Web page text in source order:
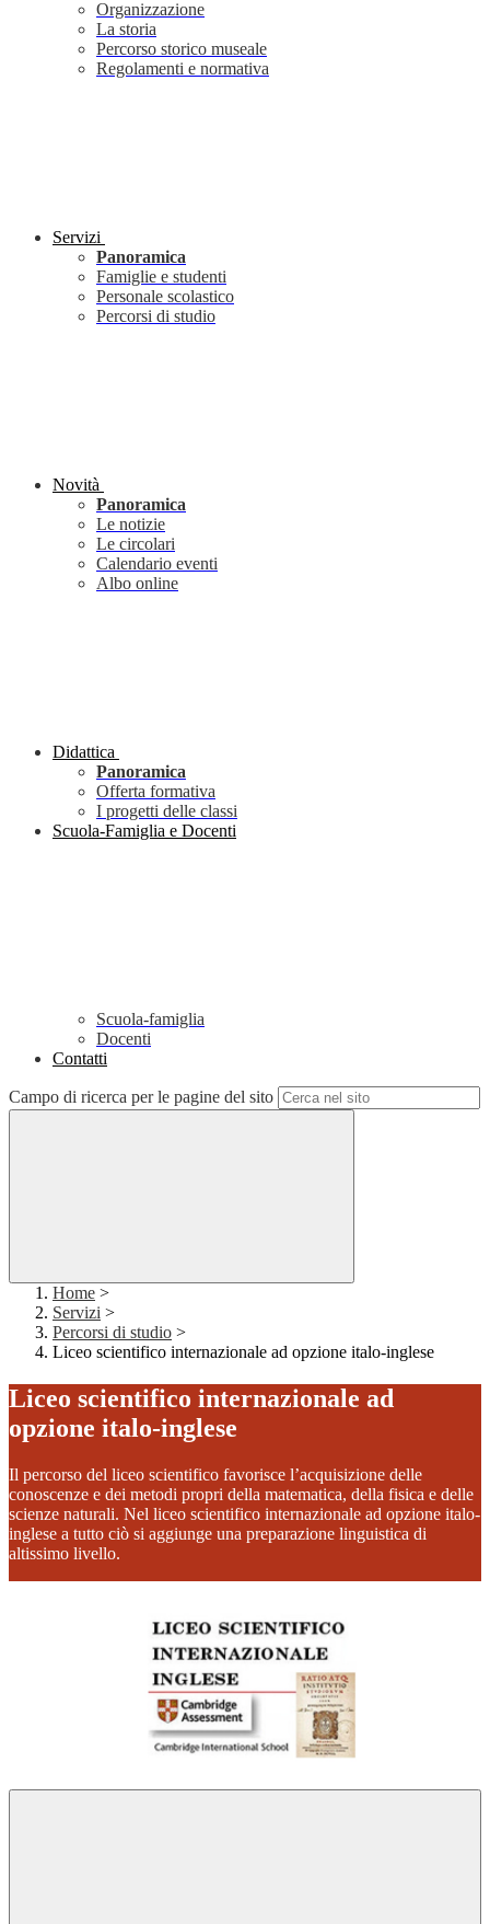
Organizzazione
La storia
Percorso storico museale
Regolamenti e normativa
Servizi
Panoramica
Famiglie e studenti
Personale scolastico
Percorsi di studio
Novità
Panoramica
Le notizie
Le circolari
Calendario eventi
Albo online
Didattica
Panoramica
Offerta formativa
I progetti delle classi
Scuola-Famiglia e Docenti
Scuola-famiglia
Docenti
Contatti
Campo di ricerca per le pagine del sito
Home >
Servizi >
Percorsi di studio >
Liceo scientifico internazionale ad opzione italo-inglese
Liceo scientifico internazionale ad
opzione italo-inglese
Il percorso del liceo scientifico favorisce l’acquisizione delle
conoscenze e dei metodi propri della matematica, della fisica e delle
scienze naturali. Nel liceo scientifico internazionale ad opzione italo-
inglese a tutto ciò si aggiunge una preparazione linguistica di
altissimo livello.